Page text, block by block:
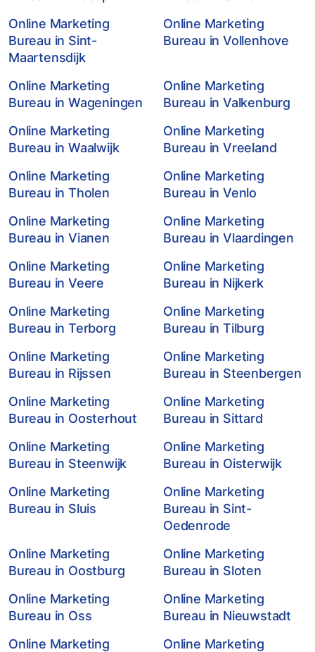
Online Marketing
Bureau in Sint-
Maartensdijk
Online Marketing
Bureau in Vollenhove
Online Marketing
Bureau in Wageningen
Online Marketing
Bureau in Valkenburg
Online Marketing
Bureau in Waalwijk
Online Marketing
Bureau in Vreeland
Online Marketing
Bureau in Tholen
Online Marketing
Bureau in Venlo
Online Marketing
Bureau in Vianen
Online Marketing
Bureau in Vlaardingen
Online Marketing
Bureau in Veere
Online Marketing
Bureau in Nijkerk
Online Marketing
Bureau in Terborg
Online Marketing
Bureau in Tilburg
Online Marketing
Bureau in Rijssen
Online Marketing
Bureau in Steenbergen
Online Marketing
Bureau in Oosterhout
Online Marketing
Bureau in Sittard
Online Marketing
Bureau in Steenwijk
Online Marketing
Bureau in Oisterwijk
Online Marketing
Bureau in Sluis
Online Marketing
Bureau in Sint-
Oedenrode
Online Marketing
Bureau in Oostburg
Online Marketing
Bureau in Sloten
Online Marketing
Bureau in Oss
Online Marketing
Bureau in Nieuwstadt
Online Marketing
Online Marketing